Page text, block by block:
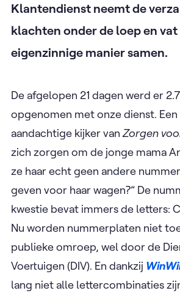
Klantendienst neemt de
klachten onder de loep en vat
eigenzinnige manier samen.
De afgelopen 21 dagen werd er
opgenomen met onze dienst.
aandachtige kijker vanZorgen
zich zorgen om de jonge mama
ze haar echt geen andere
geven voor haar wagen?” De
kwestie bevat immers de letters:
Nu worden nummerplaten niet
publieke omroep, wel door de
Voertuigen (DIV). En dankzij
lang niet alle lettercombinaties